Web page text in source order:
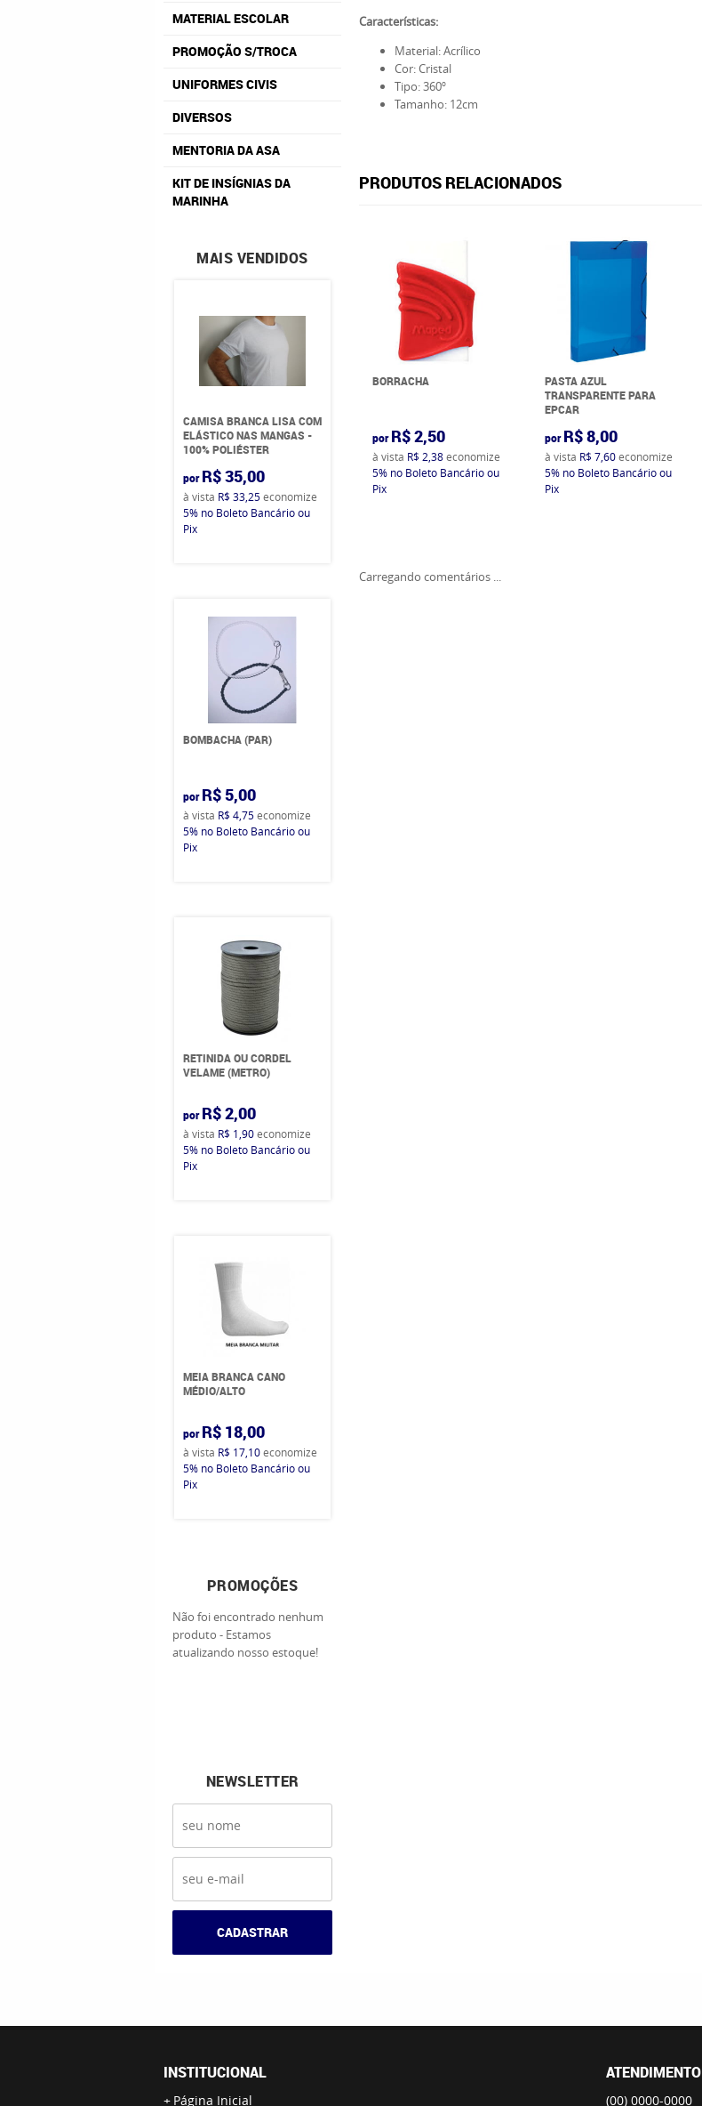
MATERIAL ESCOLAR
PROMOÇÃO S/TROCA
UNIFORMES CIVIS
DIVERSOS
MENTORIA DA ASA
KIT DE INSÍGNIAS DA
MARINHA
MAIS VENDIDOS
CAMISA BRANCA LISA COM
ELÁSTICO NAS MANGAS -
100% POLIÉSTER
por R$ 35,00
à vista R$ 33,25economize
5% no Boleto Bancário ou
Pix
BOMBACHA (PAR)
por R$ 5,00
à vista R$ 4,75economize
5% no Boleto Bancário ou
Pix
RETINIDA OU CORDEL
VELAME (METRO)
por R$ 2,00
à vista R$ 1,90economize
5% no Boleto Bancário ou
Pix
MEIA BRANCA CANO
MÉDIO/ALTO
por R$ 18,00
à vista R$ 17,10economize
5% no Boleto Bancário ou
Pix
PROMOÇÕES
Não foi encontrado nenhum
produto - Estamos
atualizando nosso estoque!
NEWSLETTER
CADASTRAR
Características:
Material: Acrílico
Cor: Cristal
Tipo: 360º
Tamanho: 12cm
PRODUTOS RELACIONADOS
BORRACHA
por R$ 2,50
à vista R$ 2,38economize
5% no Boleto Bancário ou
Pix
PASTA AZUL
TRANSPARENTE PARA
EPCAR
por R$ 8,00
à vista R$ 7,60economize
5% no Boleto Bancário ou
Pix
Carregando comentários ...
INSTITUCIONAL
Página Inicial
ATENDIMENTO
(00) 0000-0000